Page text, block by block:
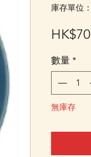
庫存單位
數量 *
無庫存